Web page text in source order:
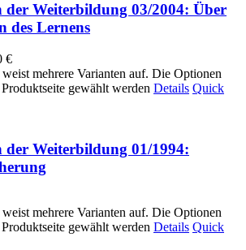
der Weiterbildung 03/2004: Über
des Lernens
€
mehrere Varianten auf. Die Optionen
gewählt werden Details Quick
der Weiterbildung 01/1994:
mehrere Varianten auf. Die Optionen
gewählt werden Details Quick